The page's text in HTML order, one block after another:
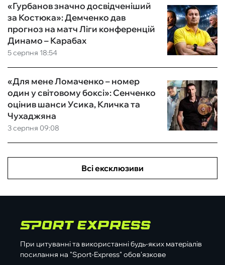
5 серпня 18:54
«Гурбанов значно досвідченіший
за Костюка»: Демченко дав
прогноз на матч Ліги конференцій
Динамо – Карабах
3 серпня 09:08
«Для мене Ломаченко – номер
один у світовому боксі»: Сенченко
оцінив шанси Усика, Кличка та
Чухаджяна
Всі ексклюзиви
При цитуванні та використанні будь-яких матеріалів
посилання на "Sport-Express" обов'язкове